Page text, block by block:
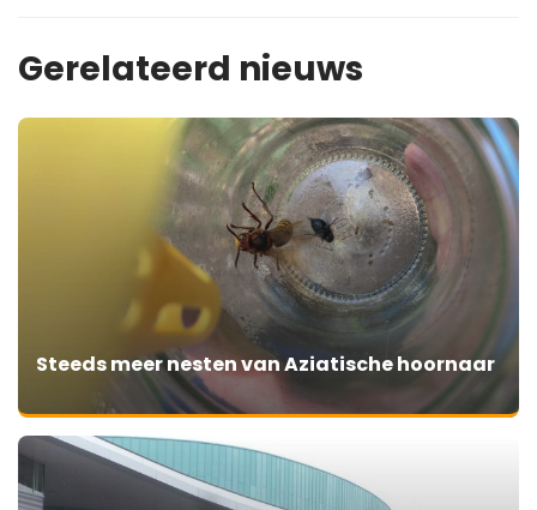
Gerelateerd nieuws
Steeds meer nesten van Aziatische hoornaar